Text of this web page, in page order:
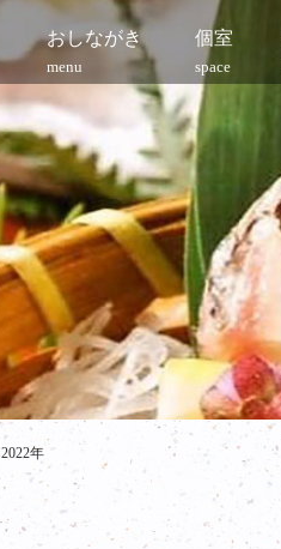
おしながき
menu
個室
space
2022年